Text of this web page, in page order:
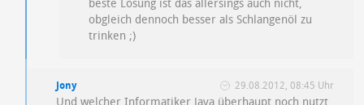
beste Lösung ist das allersings auch nicht,
obgleich dennoch besser als Schlangenöl zu
trinken ;)
Jony 29.08.2012, 08:45 Uhr
Und welcher Informatiker Java überhaupt noch nutzt